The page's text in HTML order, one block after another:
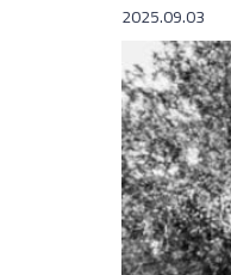
2025.09.03